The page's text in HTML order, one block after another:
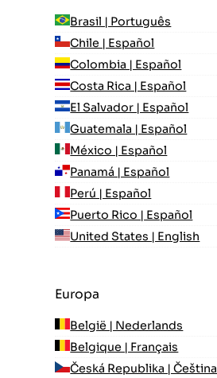
Brasil | Português
Chile | Español
Colombia | Español
Costa Rica | Español
El Salvador | Español
Guatemala | Español
México | Español
Panamá | Español
Perú | Español
Puerto Rico | Español
United States | English
Europa
België | Nederlands
Belgique | Français
Česká Republika | Čeština